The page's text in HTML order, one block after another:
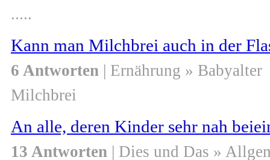
.....
Kann man Milchbrei auch in der
6 Antworten | Ernährung » Babyalter
Milchbrei
An alle, deren Kinder sehr nah
13 Antworten | Dies und Das »